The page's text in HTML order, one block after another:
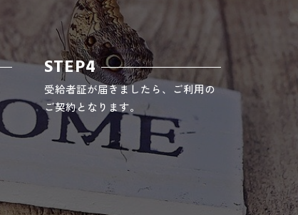
STEP4
受給者証が届きましたら、ご利用の
ご契約となります。